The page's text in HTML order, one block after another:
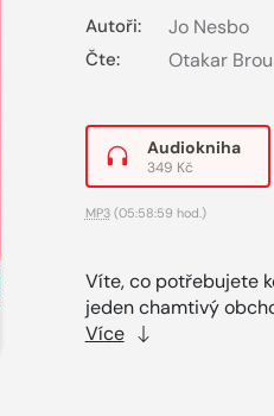
Autoři: Jo Nesbo
Čte: Otakar
Audiokniha
349 Kč
MP3(05:58:59 hod.)
Víte, co potřebujete
jeden chamtivý
Více